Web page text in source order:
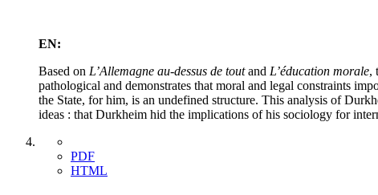
EN:
Based on L’Allemagne au-dessus de toutand L’éducation morale,
pathological and demonstrates that moral and legal constraints
the State, for him, is an undefined structure. This analysis of
ideas : that Durkheim hid the implications of his sociology for
PDF
HTML